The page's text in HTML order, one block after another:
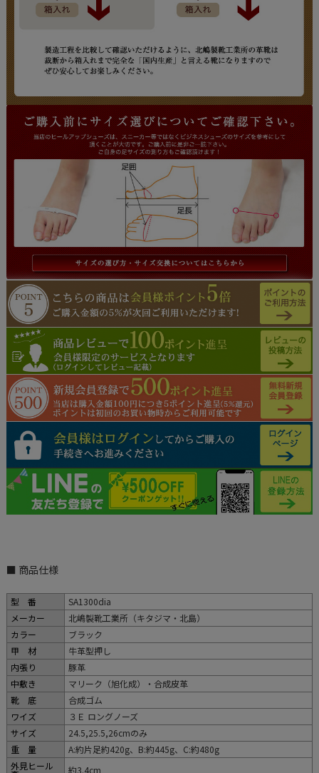
■ 商品仕様
型 番
SA1300dia
メーカー
北嶋製靴工業所（キタジマ・北島）
カラー
ブラック
甲 材
牛革型押し
内張り
豚革
中敷き
マリーク（旭化成）・合成皮革
靴 底
合成ゴム
ワイズ
３Ｅ ロングノーズ
サイズ
24.5,25.5,26cmのみ
重 量
A:約片足約420g、B:約445g、C:約480g
外見ヒール
約3.4cm